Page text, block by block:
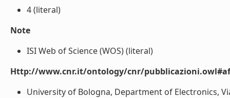
4 (literal)
Note
ISI Web of Science (WOS) (literal)
Http://www.cnr.it/ontology/cnr/
University of Bologna, Department of Electronics,